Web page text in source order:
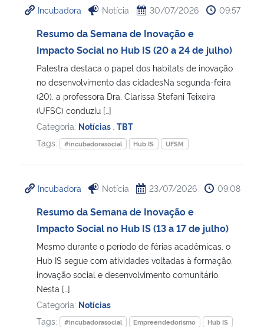
Advocacia-Geral da União
Incubadora Notícia 30/07/2026 09:57
Resumo da Semana de Inovação e
Impacto Social no Hub IS (20 a 24 de julho)
Palestra destaca o papel dos habitats de inovação
no desenvolvimento das cidadesNa segunda-feira
(20), a professora Dra. Clarissa Stefani Teixeira
(UFSC) conduziu […]
Categoria: Notícias TBT
Tags:
#incubadorasocial Hub IS UFSM
Incubadora Notícia 23/07/2026 09:08
Resumo da Semana de Inovação e
Impacto Social no Hub IS (13 a 17 de julho)
Mesmo durante o período de férias acadêmicas, o
Hub IS segue com atividades voltadas à formação,
inovação social e desenvolvimento comunitário.
Nesta […]
Categoria: Notícias
Tags:
#incubadorasocial Empreendedorismo
Hub IS